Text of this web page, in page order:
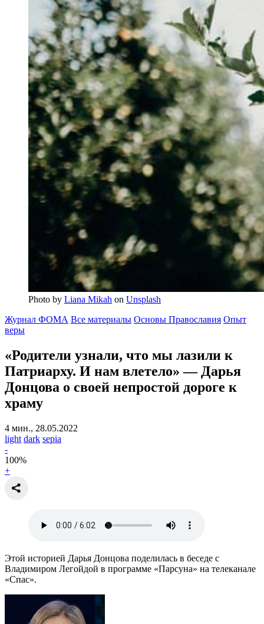
Photo by Liana Mikah on Unsplash
Журнал ФОМА Все материалы Основы Православия Опыт
веры
«Родители узнали, что мы лазили к
Патриарху. И нам влетело»— Дарья
Донцова о своей непростой дороге к
храму
4 мин., 28.05.2022
light dark sepia
-
100%
+
Этой историей Дарья Донцова поделилась в беседе с
Владимиром Легойдой в программе «Парсуна» на телеканале
«Спас».